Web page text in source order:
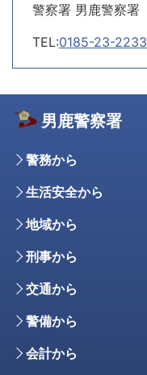
警察署 男鹿警察署
TEL:0185-23-2233
男鹿警察署
警務から
生活安全から
地域から
刑事から
交通から
警備から
会計から